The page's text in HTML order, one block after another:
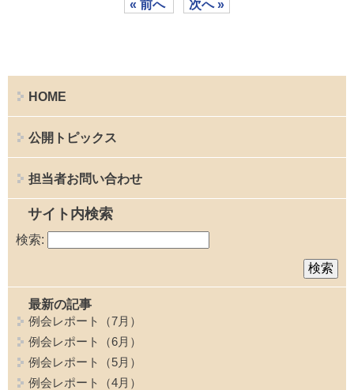
« 前へ 次へ »
HOME
公開トピックス
担当者お問い合わせ
サイト内検索
検索:
最新の記事
例会レポート（7月）
例会レポート（6月）
例会レポート（5月）
例会レポート（4月）